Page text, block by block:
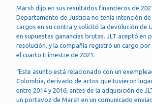
Marsh dijo en sus resultados financieros de
Departamento de Justicia no tenía intención
cargos en su contra y solicitó la devolución de
en supuestas ganancias brutas. JLT aceptó en
resolución, y la compañía registró un cargo por
el cuarto trimestre de 2021.
“Este asunto está relacionado con un
Colombia, derivado de actos que tuvieron
entre 2014 y 2016, antes de la adquisición de
un portavoz de Marsh en un comunicado